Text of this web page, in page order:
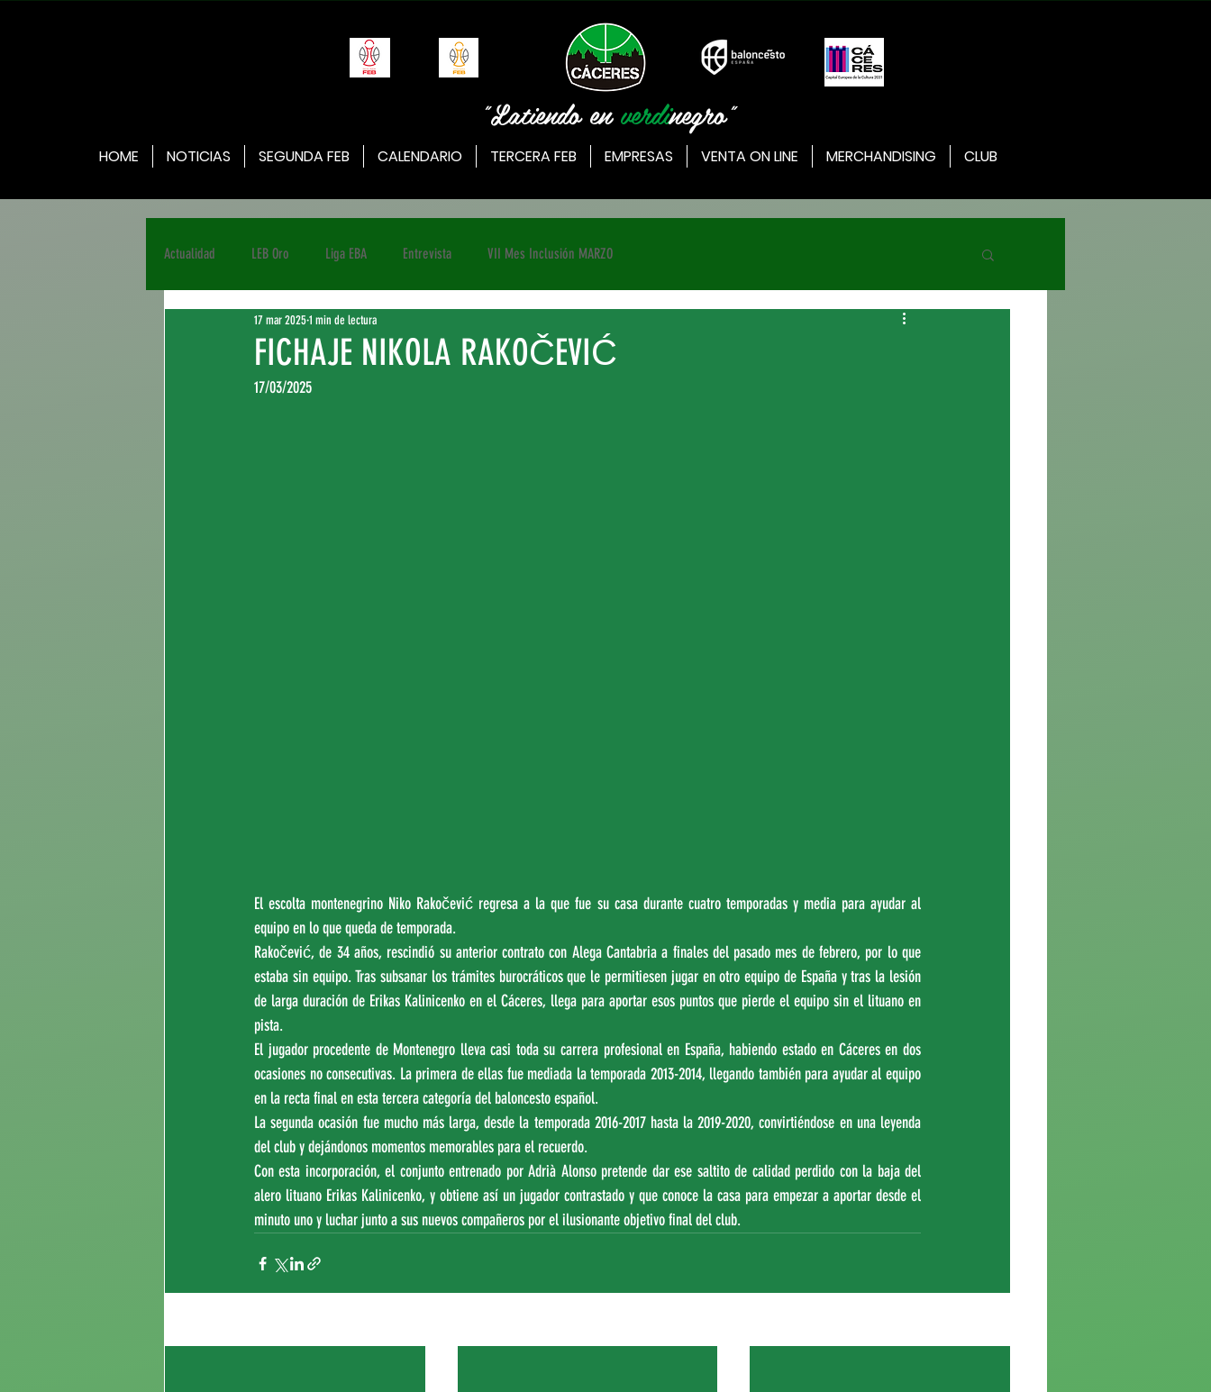
"Latiendo enverdinegro"
HOME NOTICIAS SEGUNDA FEB CALENDARIO TERCERA FEB EMPRESAS VENTA ON LINE MERCHANDISING CLUB
Actualidad LEB Oro Liga EBA Entrevista VII Mes Inclusión MARZO
FICHAJE NIKOLA RAKOČEVIĆ
17 mar 20251 min de lectura
El escolta montenegrino Niko Rakočević regresa a la que fue su casa durante cuatro temporadas y media para ayudar al
equipo en lo que queda de temporada.
Rakočević, de 34 años, rescindió su anterior contrato con Alega Cantabria a finales del pasado mes de febrero, por lo que
estaba sin equipo. Tras subsanar los trámites burocráticos que le permitiesen jugar en otro equipo de España y tras la lesión
de larga duración de Erikas Kalinicenko en el Cáceres, llega para aportar esos puntos que pierde el equipo sin el lituano en
pista.
El jugador procedente de Montenegro lleva casi toda su carrera profesional en España, habiendo estado en Cáceres en dos
ocasiones no consecutivas. La primera de ellas fue mediada la temporada 2013-2014, llegando también para ayudar al equipo
en la recta final en esta tercera categoría del baloncesto español.
La segunda ocasión fue mucho más larga, desde la temporada 2016-2017 hasta la 2019-2020, convirtiéndose en una leyenda
del club y dejándonos momentos memorables para el recuerdo.
Con esta incorporación, el conjunto entrenado por Adrià Alonso pretende dar ese saltito de calidad perdido con la baja del
alero lituano Erikas Kalinicenko, y obtiene así un jugador contrastado y que conoce la casa para empezar a aportar desde el
minuto uno y luchar junto a sus nuevos compañeros por el ilusionante objetivo final del club.